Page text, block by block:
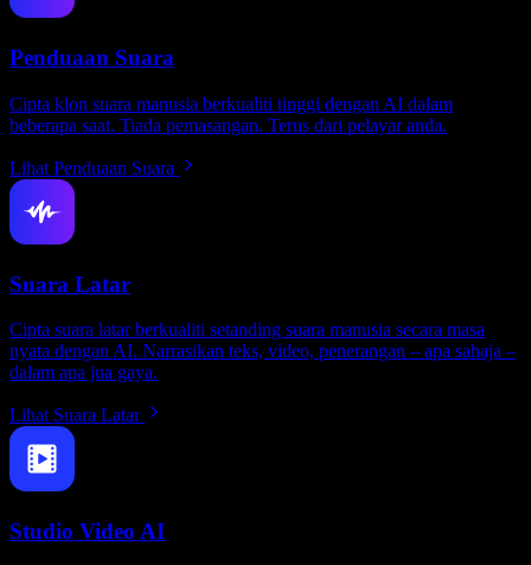
Penduaan Suara
Cipta klon suara manusia berkualiti tinggi dengan AI dalam
beberapa saat. Tiada pemasangan. Terus dari pelayar anda.
Lihat Penduaan Suara
Suara Latar
Cipta suara latar berkualiti setanding suara manusia secara masa
nyata dengan AI. Narrasikan teks, video, penerangan – apa sahaja –
dalam apa jua gaya.
Lihat Suara Latar
Studio Video AI